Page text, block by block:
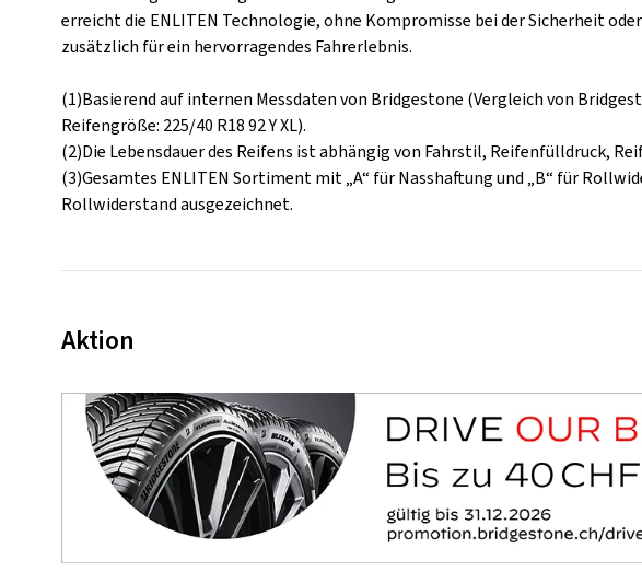
erreicht die ENLITEN Technologie, ohne Kompromisse bei der Sicherheit
zusätzlich für ein hervorragendes Fahrerlebnis.
(1)Basierend auf internen Messdaten von Bridgestone (Vergleich von
Reifengröße: 225/40 R18 92 Y XL).
(2)Die Lebensdauer des Reifens ist abhängig von Fahrstil, Reifenfülldruck,
(3)Gesamtes ENLITEN Sortiment mit „A“ für Nasshaftung und „B“ für
Rollwiderstand ausgezeichnet.
Aktion